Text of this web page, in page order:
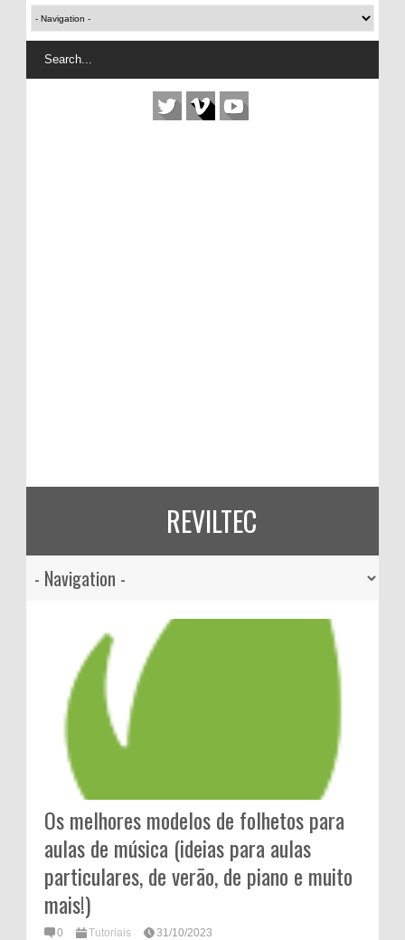
REVILTEC
Os melhores modelos de folhetos para
aulas de música (ideias para aulas
particulares, de verão, de piano e muito
mais!)
0 Tutoriais 31/10/2023